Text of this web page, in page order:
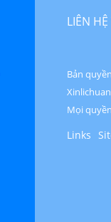
LIÊN
Bản
Mọi
Links